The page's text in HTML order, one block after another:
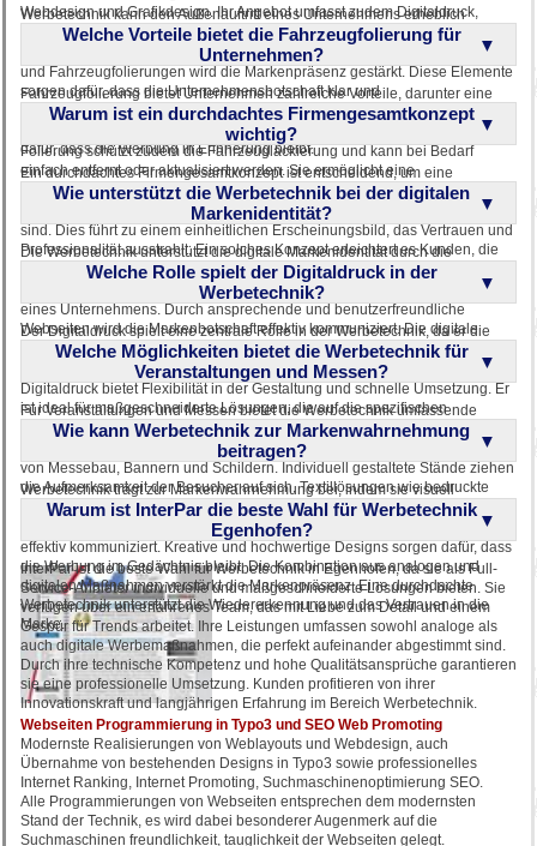
Webdesign und Grafikdesign. Ihr Angebot umfasst zudem Digitaldruck,
Textildruck und Messebau. Jede Lösung wird individuell auf die Bedürfnisse
Werbetechnik kann den Außenauftritt eines Unternehmens erheblich
verbessern, indem sie visuell ansprechende und strategisch durchdachte
Konzepte entwickelt. Durch den Einsatz von Leuchtkästen, 3D Buchstaben
und Fahrzeugfolierungen wird die Markenpräsenz gestärkt. Diese Elemente
sorgen dafür, dass die Unternehmensbotschaft klar und
aufmerksamkeitsstark präsentiert wird. Zudem tragen sie zur
Wiedererkennung der Marke bei. Eine professionelle Werbetechnik sorgt
dafür, dass die Werbung in Erinnerung bleibt.
Welche Vorteile bietet die Fahrzeugfolierung für
Unternehmen?
Fahrzeugfolierung bietet Unternehmen zahlreiche Vorteile, darunter eine
erhöhte Sichtbarkeit und Mobilität der Werbebotschaft. Fahrzeuge werden
zu fahrenden Werbeträgern, die potenzielle Kunden im Alltag erreichen. Die
Folierung schützt zudem die Fahrzeuglackierung und kann bei Bedarf
einfach entfernt oder aktualisiert werden. Sie ermöglicht eine
kosteneffiziente und flexible Gestaltung. Durch kreative Designs wird das
Interesse der Betrachter geweckt und die Markenbekanntheit gesteigert.
Warum ist ein durchdachtes Firmengesamtkonzept
wichtig?
Ein durchdachtes Firmengesamtkonzept ist entscheidend, um eine
konsistente und überzeugende Markenpräsenz zu schaffen. Es stellt sicher,
dass alle visuellen und strategischen Elemente aufeinander abgestimmt
sind. Dies führt zu einem einheitlichen Erscheinungsbild, das Vertrauen und
Professionalität ausstrahlt. Ein solches Konzept erleichtert es Kunden, die
Marke zu erkennen und sich mit ihr zu identifizieren. Es bildet die Grundlage
für erfolgreiche Werbemaßnahmen auf allen Kanälen.
Wie unterstützt die Werbetechnik bei der digitalen
Markenidentität?
Die Werbetechnik unterstützt die digitale Markenidentität durch die
Entwicklung von modernem Webdesign und ganzheitlichem Grafikdesign.
Sie schafft eine Verbindung zwischen der analogen und digitalen Präsenz
eines Unternehmens. Durch ansprechende und benutzerfreundliche
Webseiten wird die Markenbotschaft effektiv kommuniziert. Die digitale
Identität wird durch konsistente visuelle Elemente gestärkt. Dies sorgt für
eine einprägsame und professionelle Online-Präsenz.
Welche Rolle spielt der Digitaldruck in der
Werbetechnik?
Der Digitaldruck spielt eine zentrale Rolle in der Werbetechnik, da er die
Produktion hochwertiger und individueller Druckprodukte ermöglicht. Er wird
für klassische Printmedien, Werbebanner, Plakate und mehr eingesetzt.
Digitaldruck bietet Flexibilität in der Gestaltung und schnelle Umsetzung. Er
ist ideal für maßgeschneiderte Lösungen, die auf die spezifischen
Bedürfnisse der Kunden abgestimmt sind. Durch den Einsatz moderner
Drucktechnologien wird eine hohe Qualität sichergestellt.
Welche Möglichkeiten bietet die Werbetechnik für
Veranstaltungen und Messen?
Für Veranstaltungen und Messen bietet die Werbetechnik umfassende
Lösungen, die von der Planung bis zur Umsetzung reichen. Sie sorgt für
einen einprägsamen und professionellen Messeauftritt durch den Einsatz
von Messebau, Bannern und Schildern. Individuell gestaltete Stände ziehen
die Aufmerksamkeit der Besucher auf sich. Textillösungen wie bedruckte
Kleidung und Accessoires verstärken die Markenpräsenz. Diese
Maßnahmen tragen dazu bei, dass die Marke im Gedächtnis bleibt.
Wie kann Werbetechnik zur Markenwahrnehmung
beitragen?
Werbetechnik trägt zur Markenwahrnehmung bei, indem sie visuell
ansprechende und strategisch platzierte Werbemittel einsetzt. Durch den
gezielten Einsatz von Außen- und Innenwerbung wird die Markenbotschaft
effektiv kommuniziert. Kreative und hochwertige Designs sorgen dafür, dass
die Werbung im Gedächtnis bleibt. Die Kombination aus analogen und
digitalen Maßnahmen verstärkt die Markenpräsenz. Eine durchdachte
Werbetechnik unterstützt die Wiedererkennung und das Vertrauen in die
Marke.
Warum ist InterPar die beste Wahl für Werbetechnik
Egenhofen?
InterPar ist die beste Wahl für Werbetechnik in Egenhofen, da sie als Full-
Service-Anbieter individuelle und maßgeschneiderte Lösungen bieten. Sie
verfügen über ein erfahrenes Team, das mit Liebe zum Detail und einem
Gespür für Trends arbeitet. Ihre Leistungen umfassen sowohl analoge als
auch digitale Werbemaßnahmen, die perfekt aufeinander abgestimmt sind.
Durch ihre technische Kompetenz und hohe Qualitätsansprüche garantieren
sie eine professionelle Umsetzung. Kunden profitieren von ihrer
Innovationskraft und langjährigen Erfahrung im Bereich Werbetechnik.
Webseiten Programmierung in Typo3 und SEO Web Promoting
Modernste Realisierungen von Weblayouts und Webdesign, auch
Übernahme von bestehenden Designs in Typo3 sowie professionelles
Internet Ranking, Internet Promoting, Suchmaschinenoptimierung SEO.
Alle Programmierungen von Webseiten entsprechen dem modernsten
Stand der Technik, es wird dabei besonderer Augenmerk auf die
Suchmaschinen freundlichkeit, tauglichkeit der Webseiten gelegt.